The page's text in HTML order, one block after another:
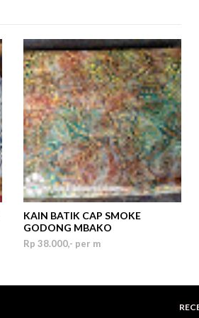
KAIN BATIK CAP SMOKE
GODONG MBAKO
Rp 38.000,- per m